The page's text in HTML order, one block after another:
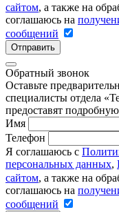
сайтом, а также на
соглашаюсь на
сообщений
Отправить
Обратный звонок
Оставьте
специалисты отдела
предоставят
Имя
Телефон
Я соглашаюсь с
персональных данных,
сайтом, а также на
соглашаюсь на
сообщений